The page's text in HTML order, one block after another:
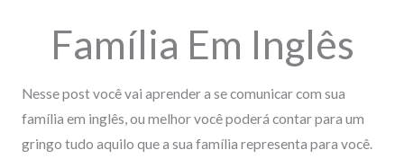
Família Em Inglês
Nesse post você vai aprender a se comunicar com sua
família em inglês, ou melhor você poderá contar para um
gringo tudo aquilo que a sua família representa para você.